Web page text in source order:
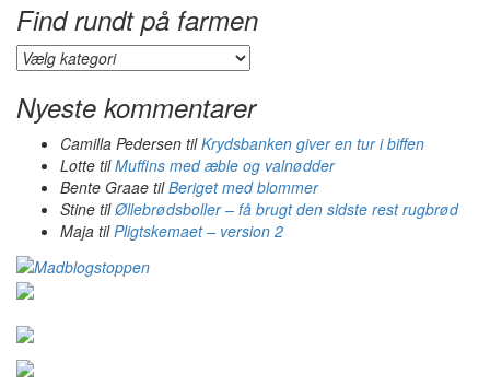
Find rundt på farmen
Find
rundt
på
farmen
Nyeste kommentarer
Camilla Pedersen tilKrydsbanken giver en tur i biffen
Lotte tilMuffins med æble og valnødder
Bente Graae tilBeriget med blommer
Stine tilØllebrødsboller – få brugt den sidste rest rugbrød
Maja tilPligtskemaet – version 2